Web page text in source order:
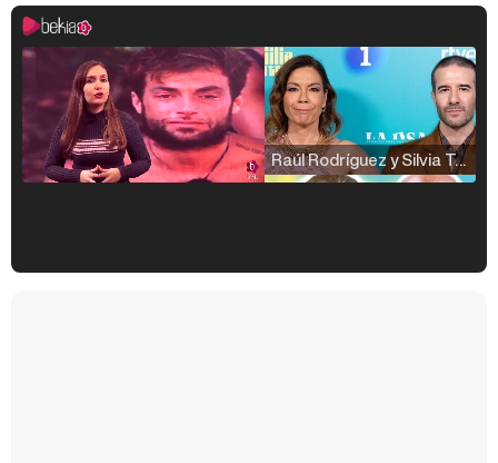
Raúl Rodríguez y Silvia Taulés nos cuentan su papel en 'La familia de la tele'